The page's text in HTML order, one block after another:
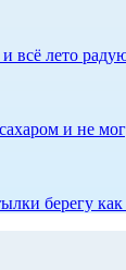
всё лето
и не
берегу